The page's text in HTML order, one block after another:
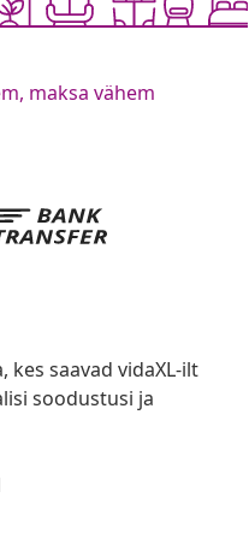
maksa vähem
kes saavad vidaXL-ilt
soodustusi ja